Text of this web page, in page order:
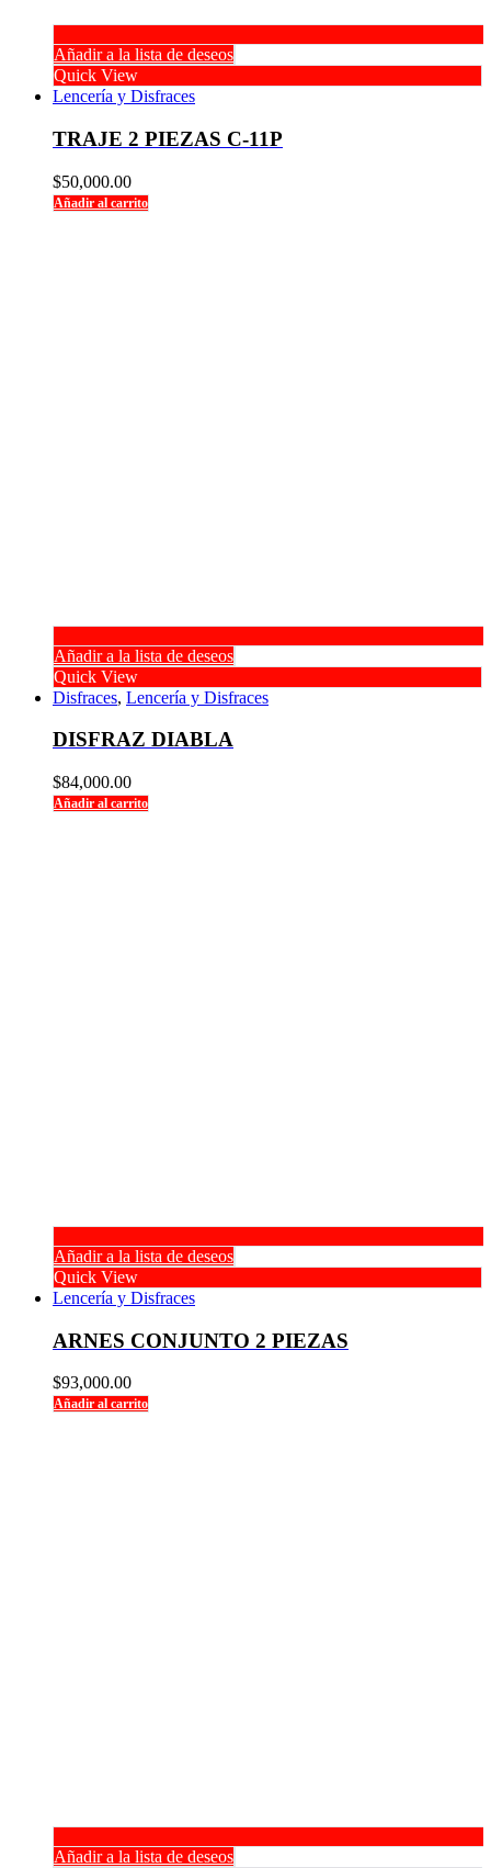
Añadir a la lista de deseos
Quick View
Lencería y Disfraces
TRAJE 2 PIEZAS C-11P
$50,000.00
Añadir al carrito
Añadir a la lista de deseos
Quick View
Disfraces, Lencería y Disfraces
DISFRAZ DIABLA
$84,000.00
Añadir al carrito
Añadir a la lista de deseos
Quick View
Lencería y Disfraces
ARNES CONJUNTO 2 PIEZAS
$93,000.00
Añadir al carrito
Añadir a la lista de deseos